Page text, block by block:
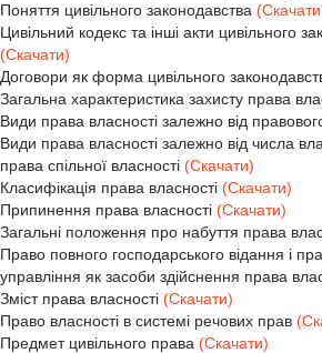
Поняття цивільного законодавства
Цивільний кодекс та інші акти цивільного
(Скачати)
Договори як форма цивільного
Загальна характеристика захисту права
Види права власності залежно від
Види права власності залежно від числа
права спільної власності (Скачати)
Класифікація права власності (Скачати)
Припинення права власності (Скачати)
Загальні положення про набуття права
Право повного господарського відання і
управління як засоби здійснення права
Зміст права власності (Скачати)
Право власності в системі речових прав
Предмет цивільного права (Скачати)